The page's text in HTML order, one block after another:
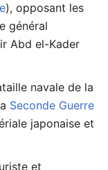
), opposant les
général
Abd el-Kader
navale de la
Seconde Guerre
japonaise et
et